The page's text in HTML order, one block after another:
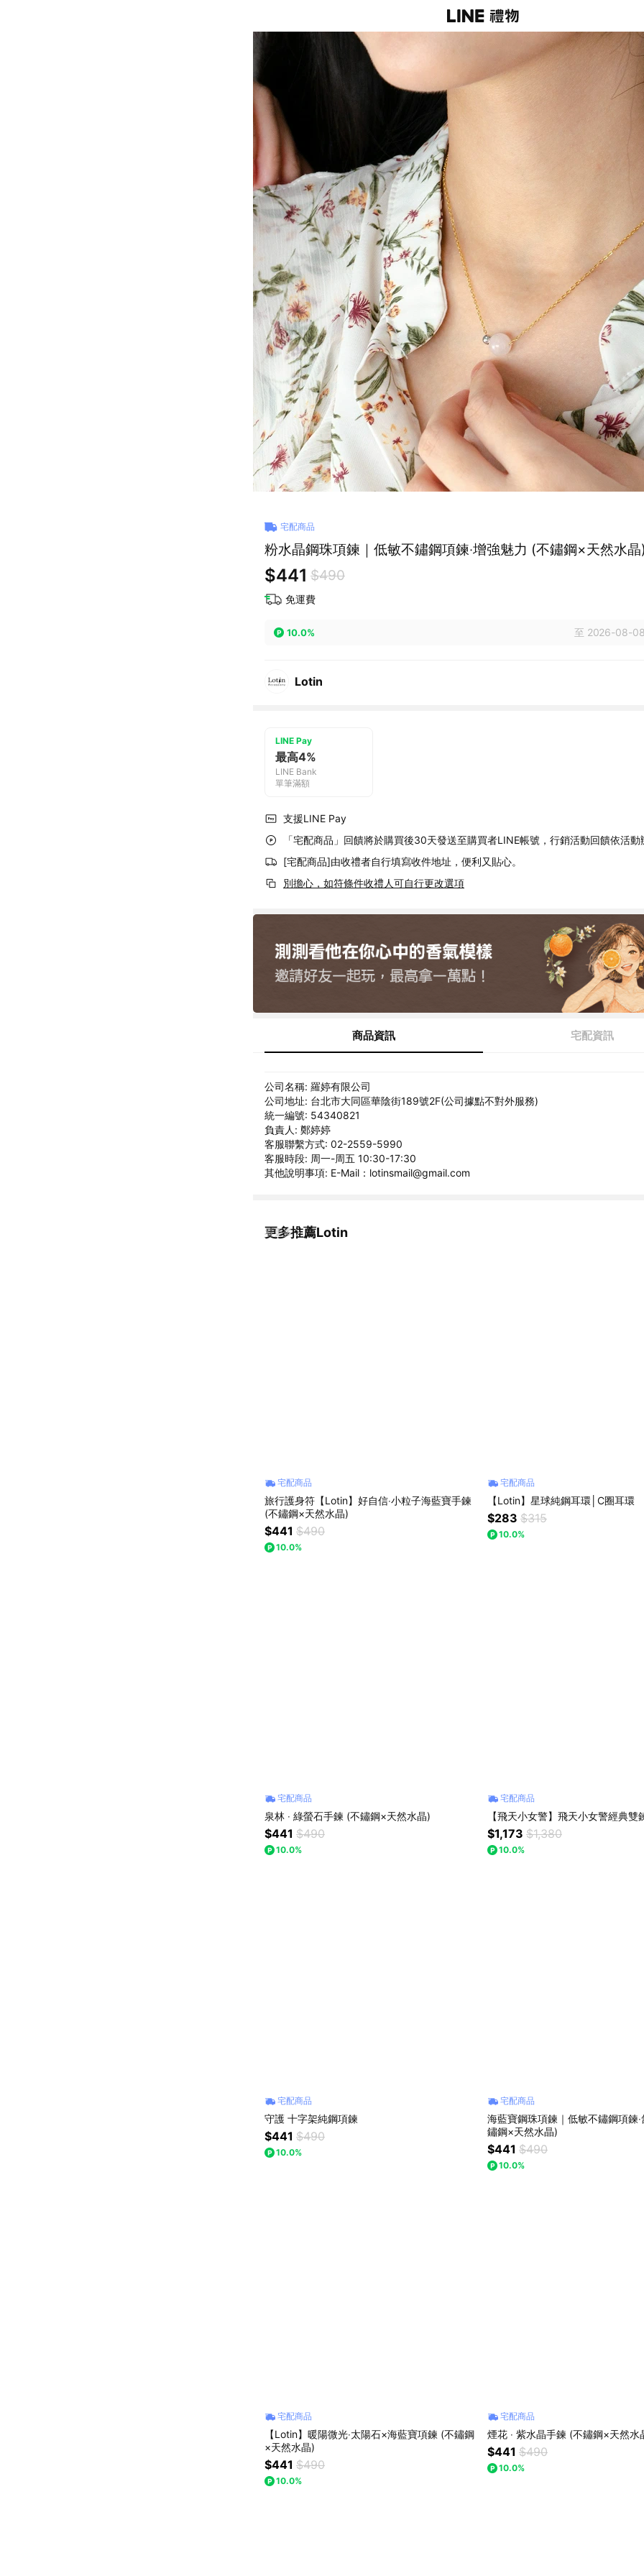
宅配商品
粉水晶鋼珠項鍊｜低敏不鏽鋼項鍊‧增強魅力 (不鏽鋼×天然水
$441 $490
免運費
10.0% 至 2026-08-
Lotin
LINE Pay
最高4%
LINE Bank
單筆滿額
支援LINE Pay
「宅配商品」回饋將於購買後30天發送至購買者LINE帳號，行銷活動回饋依活動
[宅配商品]由收禮者自行填寫收件地址，便利又貼心。
別擔心，如符條件收禮人可自行更改選項
商品資訊 宅配資訊
公司名稱: 羅婷有限公司
公司地址: 台北市大同區華陰街189號2F(公司據點不對外服務)
統一編號: 54340821
負責人: 鄭婷婷
客服聯繫方式: 02-2559-5990
客服時段: 周一-周五 10:30-17:30
其他說明事項: E-Mail：lotinsmail@gmail.com
更多推薦Lotin
看更多
宅配商品
旅行護身符【Lotin】好自信‧小粒子海藍寶手鍊
(不鏽鋼×天然水晶)
$441 $490
10.0%
宅配商品
【Lotin】星球純鋼耳環│C圈耳環
$283 $315
10.0%
宅配商品
泉林 ‧ 綠螢石手鍊 (不鏽鋼×天然水晶)
$441 $490
10.0%
宅配商品
【飛天小女警】飛天小女警經典雙
$1,173 $1,380
10.0%
宅配商品
守護 十字架純鋼項鍊
$441 $490
10.0%
宅配商品
海藍寶鋼珠項鍊｜低敏不鏽鋼項鍊
鏽鋼×天然水晶)
$441 $490
10.0%
宅配商品
【Lotin】暖陽微光‧太陽石×海藍寶項鍊 (不鏽鋼
×天然水晶)
$441 $490
10.0%
宅配商品
煙花 ‧ 紫水晶手鍊 (不鏽鋼×天然水
$441 $490
10.0%